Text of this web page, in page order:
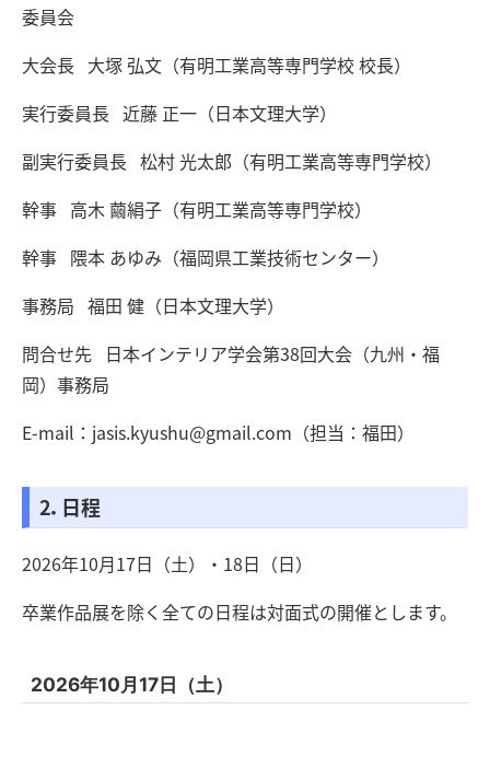
委員会
大会長 大塚 弘文（有明工業高等専門学校 校長）
実行委員長 近藤 正一（日本文理大学）
副実行委員長 松村 光太郎（有明工業高等専門学校）
幹事 高木 繭絹子（有明工業高等専門学校）
幹事 隈本 あゆみ（福岡県工業技術センター）
事務局 福田 健（日本文理大学）
問合せ先 日本インテリア学会第38回大会（九州・福
岡）事務局
E-mail：jasis.kyushu@gmail.com（担当：福田）
2．日程
2026年10月17日（土）・18日（日）
卒業作品展を除く全ての日程は対面式の開催とします。
2026年10月17日（土）